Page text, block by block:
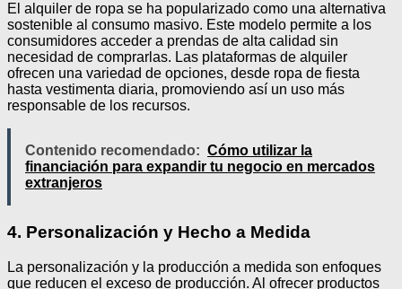
El alquiler de ropa se ha popularizado como una alternativa
sostenible al consumo masivo. Este modelo permite a los
consumidores acceder a prendas de alta calidad sin
necesidad de comprarlas. Las plataformas de alquiler
ofrecen una variedad de opciones, desde ropa de fiesta
hasta vestimenta diaria, promoviendo así un uso más
responsable de los recursos.
Contenido recomendado: Cómo utilizar la
financiación para expandir tu negocio en mercados
extranjeros
4. Personalización y Hecho a Medida
La personalización y la producción a medida son enfoques
que reducen el exceso de producción. Al ofrecer productos